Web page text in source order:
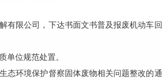
有限公司，下达书面文书普及报废机动车回
单位规范处置。
态环境保护督察固体废物相关问题整改的通